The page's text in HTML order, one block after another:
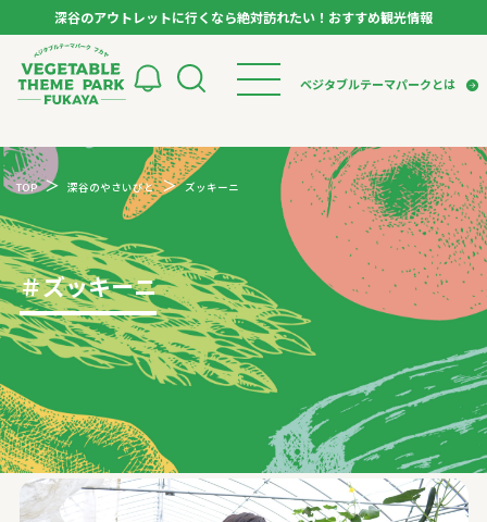
深谷のアウトレットに行くなら絶対訪れたい！おすすめ観光情報
ベジタブルテーマパークとは
検索
トップページ
モデルコース
スポット
イベント
体験
特集記事
ベジタブルテーマパークとは
VTPキャストミーティング
パートナー企業について
市長インタビュー
生産者インタビュー
アンバサダー
お役立ち情報
レシピ集
TOP 深谷のやさいびと ズッキーニ
＃ズッキーニ